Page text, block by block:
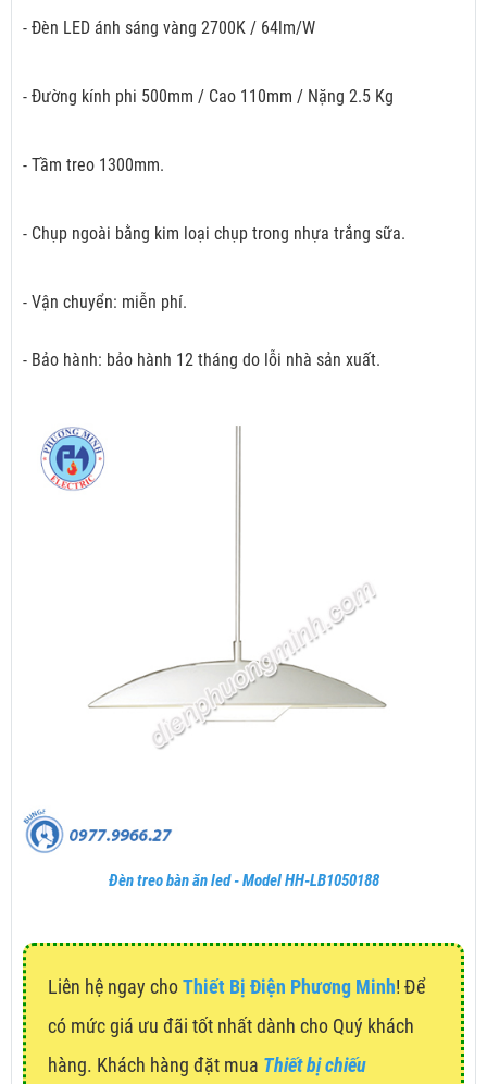
- Đèn LED ánh sáng vàng 2700K / 64lm/W
- Đường kính phi 500mm / Cao 110mm / Nặng 2.5 Kg
- Tầm treo 1300mm.
- Chụp ngoài bằng kim loại chụp trong nhựa trắng sữa.
- Vận chuyển: miễn phí.
- Bảo hành: bảo hành 12 tháng do lỗi nhà sản xuất.
Đèn treo bàn ăn led - Model HH-LB1050188
Liên hệ ngay choThiết Bị Điện Phương Minh! Để
có mức giá ưu đãi tốt nhất dành cho Quý khách
hàng. Khách hàng đặt mua Thiết bị chiếu